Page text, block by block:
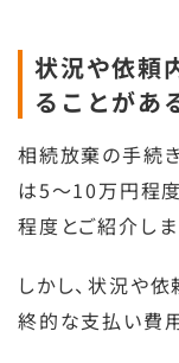
状況や依頼
ることがあ
相続放棄の手続
は5〜10万円程
程度とご紹介しま
しかし、状況や
終的な支払い費